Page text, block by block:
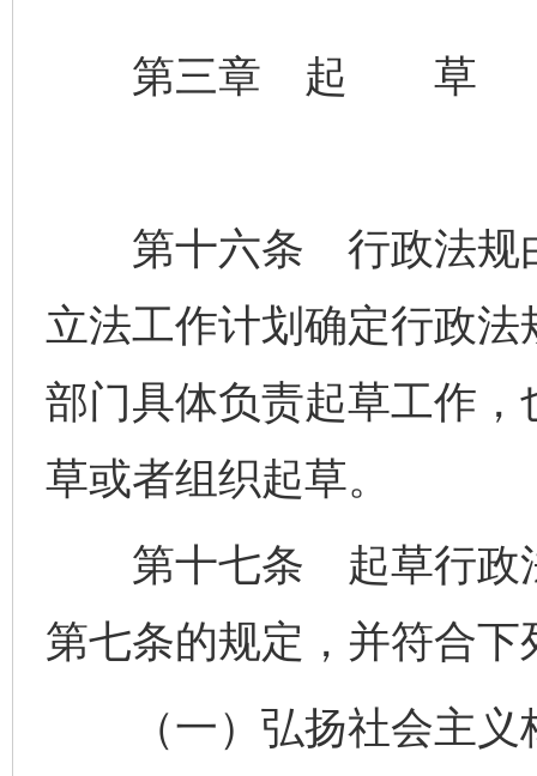
第三章 起 草
第十六条 行政法规由
立法工作计划确定行政
部门具体负责起草工作
草或者组织起草。
第十七条 起草行政法
第七条的规定，并符合下
（一）弘扬社会主义